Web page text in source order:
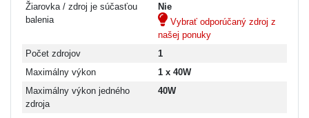
Žiarovka / zdroj je súčasťou
balenia
Nie
Vybrať odporúčaný zdroj z
našej ponuky
Počet zdrojov
1
Maximálny výkon
1 x 40W
Maximálny výkon jedného
zdroja
40W